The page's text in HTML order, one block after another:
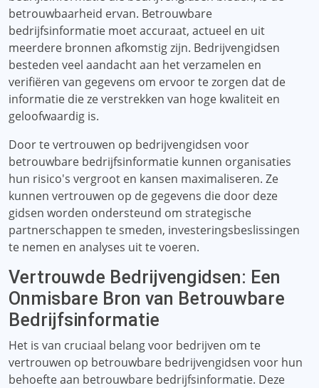
betrouwbaarheid ervan. Betrouwbare
bedrijfsinformatie moet accuraat, actueel en uit
meerdere bronnen afkomstig zijn. Bedrijvengidsen
besteden veel aandacht aan het verzamelen en
verifiëren van gegevens om ervoor te zorgen dat de
informatie die ze verstrekken van hoge kwaliteit en
geloofwaardig is.
Door te vertrouwen op bedrijvengidsen voor
betrouwbare bedrijfsinformatie kunnen organisaties
hun risico's vergroot en kansen maximaliseren. Ze
kunnen vertrouwen op de gegevens die door deze
gidsen worden ondersteund om strategische
partnerschappen te smeden, investeringsbeslissingen
te nemen en analyses uit te voeren.
Vertrouwde Bedrijvengidsen: Een
Onmisbare Bron van Betrouwbare
Bedrijfsinformatie
Het is van cruciaal belang voor bedrijven om te
vertrouwen op betrouwbare bedrijvengidsen voor hun
behoefte aan betrouwbare bedrijfsinformatie. Deze